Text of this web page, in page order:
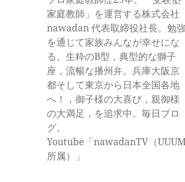
家庭教師」を運営する株式会社
nawadan 代表取締役社長。勉強
を通じて家族みんなが幸せにな
る。生粋のB型，典型的な獅子
座，流暢な播州弁。兵庫大阪京
都そして東京から日本全国各地
へ！，御子様の大喜び，親御様
の大満足，を追求中。毎日ブロ
グ。
Youtube「nawadanTV（
所属）」